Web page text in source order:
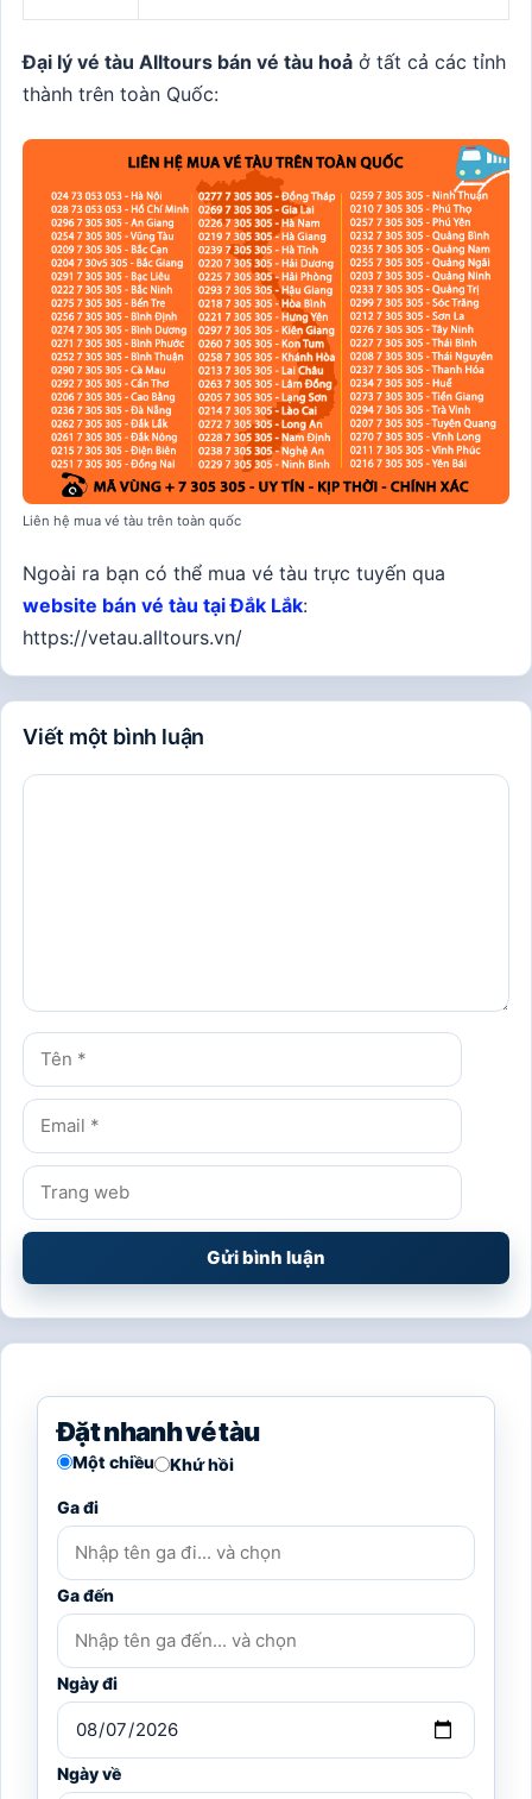
Đại lý vé tàu Alltours bán vé tàu hoả ở tất cả các tỉnh
thành trên toàn Quốc:
Liên hệ mua vé tàu trên toàn quốc
Ngoài ra bạn có thể mua vé tàu trực tuyến qua
website bán vé tàu tại Đắk Lắk:
https://vetau.alltours.vn/
Viết một bình luận
Bình
Tên
Email
Trang
web
Đặt nhanh vé tàu
Một chiều Khứ hồi
Ga đi
Ga đến
Ngày đi
Ngày về